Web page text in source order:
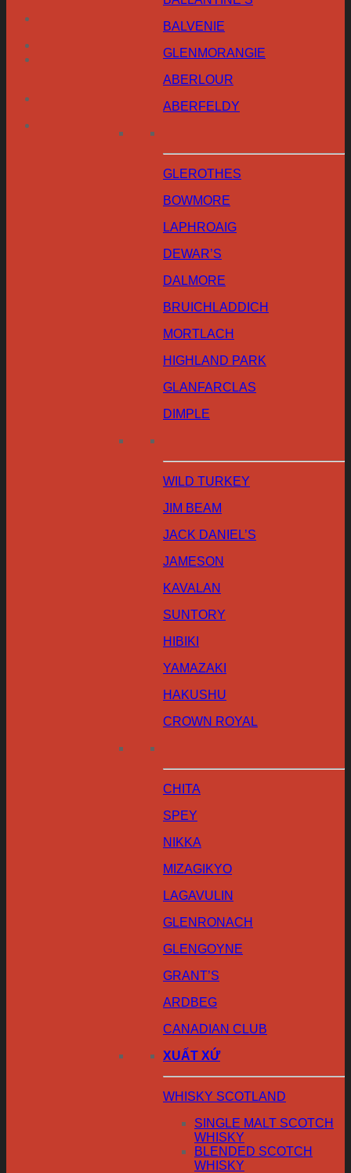
BALVENIE
GLENMORANGIE
ABERLOUR
ABERFELDY
GLEROTHES
BOWMORE
LAPHROAIG
DEWAR’S
DALMORE
BRUICHLADDICH
MORTLACH
HIGHLAND PARK
GLANFARCLAS
DIMPLE
WILD TURKEY
JIM BEAM
JACK DANIEL’S
JAMESON
KAVALAN
SUNTORY
HIBIKI
YAMAZAKI
HAKUSHU
CROWN ROYAL
CHITA
SPEY
NIKKA
MIZAGIKYO
LAGAVULIN
GLENRONACH
GLENGOYNE
GRANT’S
ARDBEG
CANADIAN CLUB
XUẤT XỨ
WHISKY SCOTLAND
SINGLE MALT SCOTCH
WHISKY
BLENDED SCOTCH
WHISKY